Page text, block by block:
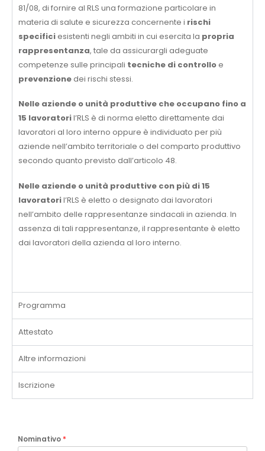
81/08, di fornire al RLS una formazione particolare in
materia di salute e sicurezza concernente i rischi
specifici esistenti negli ambiti in cui esercita la propria
rappresentanza, tale da assicurargli adeguate
competenze sulle principali tecniche di controllo e
prevenzionedei rischi stessi.
Nelle aziende o unità produttive che occupano fino a
15 lavoratoril’RLS è di norma eletto direttamente dai
lavoratori al loro interno oppure è individuato per più
aziende nell’ambito territoriale o del comparto produttivo
secondo quanto previsto dall’articolo 48.
Nelle aziende o unità produttive con più di 15
lavoratoril’RLS è eletto o designato dai lavoratori
nell’ambito delle rappresentanze sindacali in azienda. In
assenza di tali rappresentanze, il rappresentante è eletto
dai lavoratori della azienda al loro interno.
Programma
Attestato
Altre informazioni
Iscrizione
Nominativo *